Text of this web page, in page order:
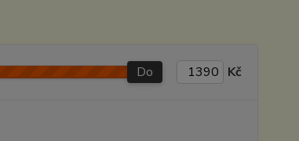
Do Kč